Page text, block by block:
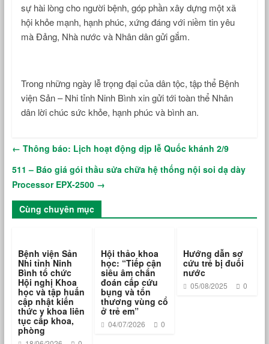
sự hài lòng cho người bệnh, góp phần xây dựng một xã
hội khỏe mạnh, hạnh phúc, xứng đáng với niềm tin yêu
mà Đảng, Nhà nước và Nhân dân gửi gắm.
Trong những ngày lễ trọng đại của dân tộc, tập thể Bệnh
viện Sản – Nhi tỉnh Ninh Bình xin gửi tới toàn thể Nhân
dân lời chúc sức khỏe, hạnh phúc và bình an.
← Thông báo: Lịch hoạt động dịp lễ Quốc khánh 2/9
511 – Báo giá gói thầu sửa chữa hệ thống nội soi dạ dày
Processor EPX-2500 →
Cùng chuyên mục
Bệnh viện Sản
Nhi tỉnh Ninh
Bình tổ chức
Hội nghị Khoa
học và tập huấn
cập nhật kiến
thức y khoa liên
tục cấp khoa,
phòng
Hội thảo khoa
học: “Tiếp cận
siêu âm chẩn
đoán cấp cứu
bụng và tổn
thương vùng cổ
ở trẻ em”
04/07/2026 0
Hướng dẫn sơ
cứu trẻ bị đuối
nước
05/08/2025 0